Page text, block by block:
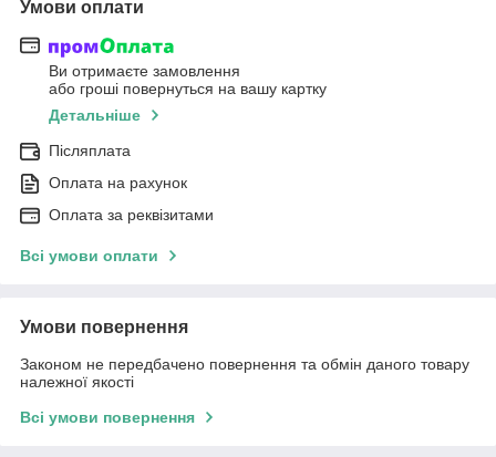
Умови оплати
Ви отримаєте замовлення
або гроші повернуться на вашу картку
Детальніше
Післяплата
Оплата на рахунок
Оплата за реквізитами
Всі умови оплати
Умови повернення
Законом не передбачено повернення та обмін даного товару
належної якості
Всі умови повернення